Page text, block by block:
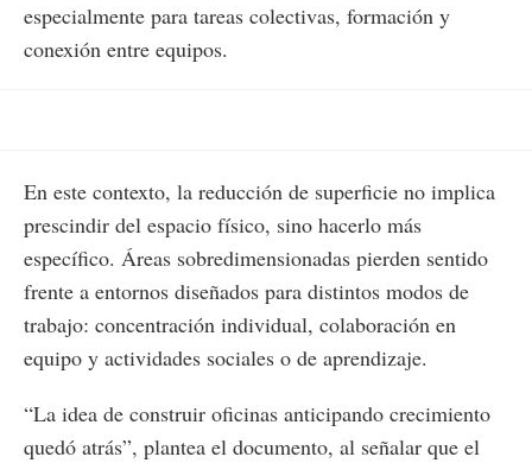
especialmente para tareas colectivas, formación y
conexión entre equipos.
En este contexto, la reducción de superficie no implica
prescindir del espacio físico, sino hacerlo más
específico. Áreas sobredimensionadas pierden sentido
frente a entornos diseñados para distintos modos de
trabajo: concentración individual, colaboración en
equipo y actividades sociales o de aprendizaje.
“La idea de construir oficinas anticipando crecimiento
quedó atrás”, plantea el documento, al señalar que el